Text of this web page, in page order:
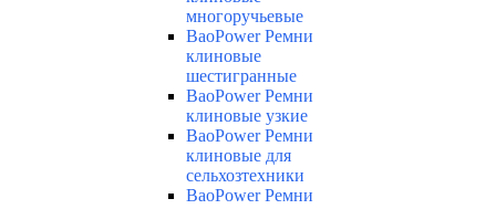
многоручьевые
BaoPower Ремни
клиновые
шестигранные
BaoPower Ремни
клиновые узкие
BaoPower Ремни
клиновые для
сельхозтехники
BaoPower Ремни